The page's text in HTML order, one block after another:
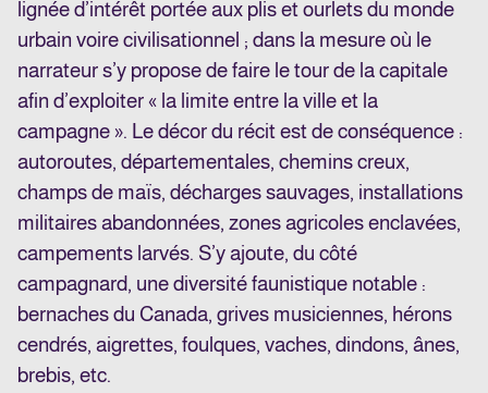
lignée d’intérêt portée aux plis et ourlets du monde
urbain voire civilisationnel ; dans la mesure où le
narrateur s’y propose de faire le tour de la capitale
afin d’exploiter « la limite entre la ville et la
campagne ». Le décor du récit est de conséquence :
autoroutes, départementales, chemins creux,
champs de maïs, décharges sauvages, installations
militaires abandonnées, zones agricoles enclavées,
campements larvés. S’y ajoute, du côté
campagnard, une diversité faunistique notable :
bernaches du Canada, grives musiciennes, hérons
cendrés, aigrettes, foulques, vaches, dindons, ânes,
brebis, etc.